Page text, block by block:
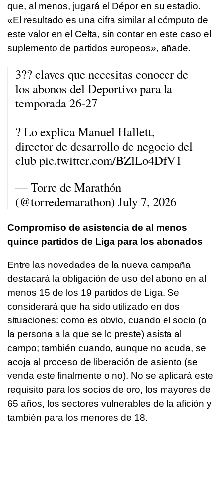
que, al menos, jugará el Dépor en su estadio.
«El resultado es una cifra similar al cómputo de
este valor en el Celta, sin contar en este caso el
suplemento de partidos europeos», añade.
3?? claves que necesitas conocer de
los abonos del Deportivo para la
temporada 26-27
? Lo explica Manuel Hallett,
director de desarrollo de negocio del
clubpic.twitter.com/BZlLo4DfV1
— Torre de Marathón
(@torredemarathon) July 7, 2026
Compromiso de asistencia de al menos
quince partidos de Liga para los abonados
Entre las novedades de la nueva campaña
destacará la obligación de uso del abono en al
menos 15 de los 19 partidos de Liga. Se
considerará que ha sido utilizado en dos
situaciones: como es obvio, cuando el socio (o
la persona a la que se lo preste) asista al
campo; también cuando, aunque no acuda, se
acoja al proceso de liberación de asiento (se
venda este finalmente o no). No se aplicará este
requisito para los socios de oro, los mayores de
65 años, los sectores vulnerables de la afición y
también para los menores de 18.